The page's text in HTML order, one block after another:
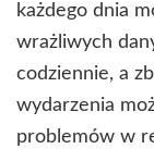
każdego dnia
wrażliwych
codziennie, a
wydarzenia
problemów w